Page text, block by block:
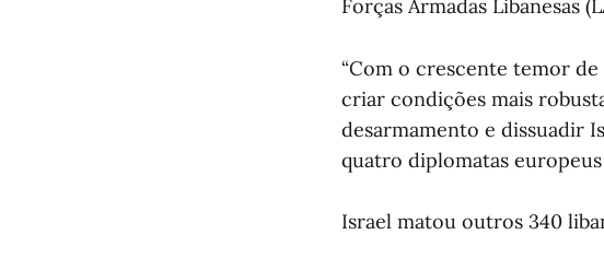
Forças Armadas Libanesas
“Com o crescente temor
criar condições mais
desarmamento e dissuadir
quatro diplomatas europeus
Israel matou outros 340